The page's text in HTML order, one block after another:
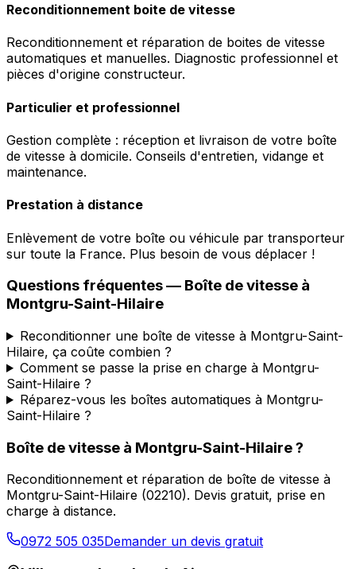
Reconditionnement boite de vitesse
Reconditionnement et réparation de boites de vitesse
automatiques et manuelles. Diagnostic professionnel et
pièces d'origine constructeur.
Particulier et professionnel
Gestion complète : réception et livraison de votre boîte
de vitesse à domicile. Conseils d'entretien, vidange et
maintenance.
Prestation à distance
Enlèvement de votre boîte ou véhicule par transporteur
sur toute la France. Plus besoin de vous déplacer !
Questions fréquentes — Boîte de vitesse à
Montgru-Saint-Hilaire
Reconditionner une boîte de vitesse à Montgru-Saint-
Hilaire, ça coûte combien ?
Comment se passe la prise en charge à Montgru-
Saint-Hilaire ?
Réparez-vous les boîtes automatiques à Montgru-
Saint-Hilaire ?
Boîte de vitesse à Montgru-Saint-Hilaire?
Reconditionnement et réparation de boîte de vitesse à
Montgru-Saint-Hilaire (02210). Devis gratuit, prise en
charge à distance.
0972 505 035Demander un devis gratuit